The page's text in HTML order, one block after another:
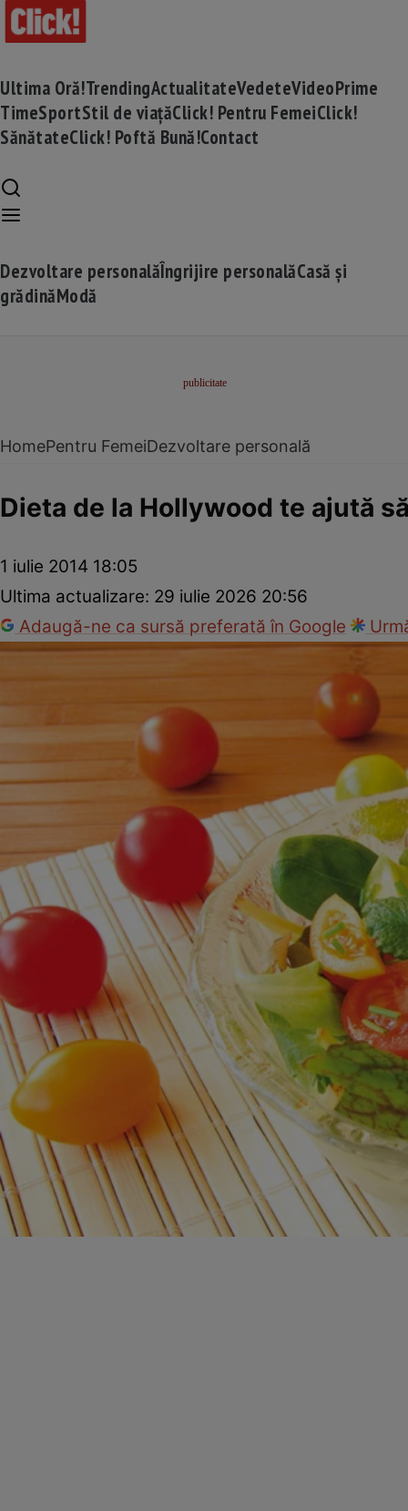
Ultima Oră!TrendingActualitateVedeteVideoPrime
TimeSportStil de viațăClick! Pentru FemeiClick!
SănătateClick! Poftă Bună!Contact
Dezvoltare personalăÎngrijire personalăCasă și
grădinăModă
HomePentru FemeiDezvoltare personală
Dieta de la Hollywood te ajută
1 iulie 2014 18:05
Ultima actualizare: 29 iulie 2026 20:56
Adaugă-ne ca sursă preferată în Google